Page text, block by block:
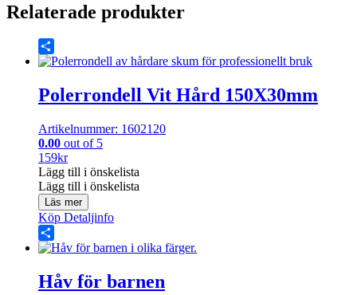
Relaterade produkter
Share
Polerrondell Vit Hård 150X30mm
Artikelnummer: 1602120
0.00 out of 5
159kr
Lägg till i önskelista
Lägg till i önskelista
Läs mer
Köp Detaljinfo
Share
Håv för barnen